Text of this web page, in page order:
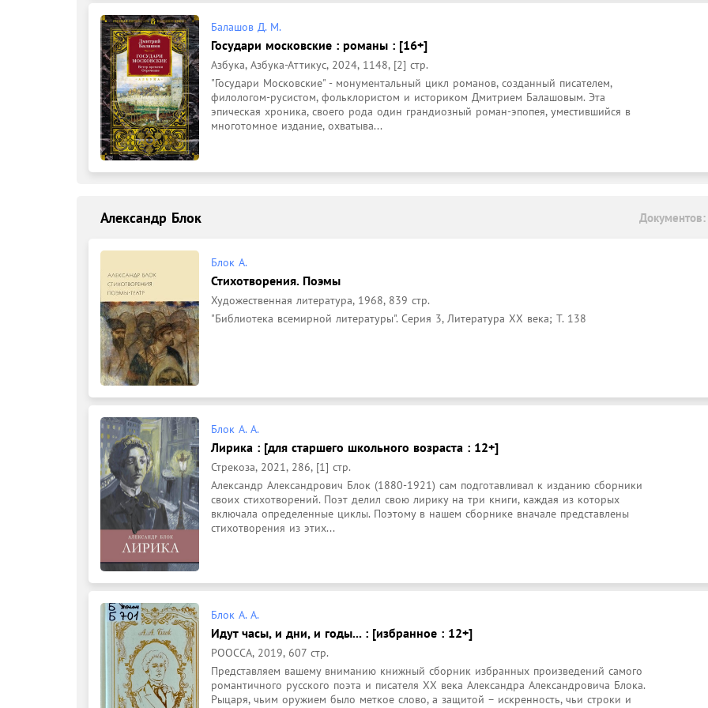
Балашов Д. М.
Государи московские : романы : [16+]
Азбука, Азбука-Аттикус, 2024, 1148, [2] стр.
"Государи Московские" - монументальный цикл романов, созданный писателем,
филологом-русистом, фольклористом и историком Дмитрием Балашовым. Эта
эпическая хроника, своего рода один грандиозный роман-эпопея, уместившийся в
многотомное издание, охватыва...
Александр Блок
Блок А.
Стихотворения. Поэмы
Художественная литература, 1968, 839 стр.
"Библиотека всемирной литературы". Серия 3, Литература XX века; Т. 138
Блок А. А.
Лирика : [для старшего школьного возраста : 12+]
Стрекоза, 2021, 286, [1] стр.
Александр Александрович Блок (1880-1921) сам подготавливал к изданию сборники
своих стихотворений. Поэт делил свою лирику на три книги, каждая из которых
включала определенные циклы. Поэтому в нашем сборнике вначале представлены
стихотворения из этих...
Блок А. А.
Идут часы, и дни, и годы... : [избранное : 12+]
РООССА, 2019, 607 стр.
Представляем вашему вниманию книжный сборник избранных произведений самого
романтичного русского поэта и писателя ХХ века Александра Александровича Блока.
Рыцаря, чьим оружием было меткое слово, а защитой – искренность, чьи строки и